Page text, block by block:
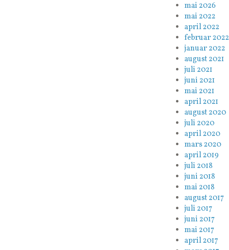
mai 2026
mai 2022
april 2022
februar 2022
januar 2022
august 2021
juli 2021
juni 2021
mai 2021
april 2021
august 2020
juli 2020
april 2020
mars 2020
april 2019
juli 2018
juni 2018
mai 2018
august 2017
juli 2017
juni 2017
mai 2017
april 2017